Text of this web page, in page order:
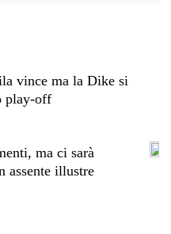
vince ma la Dike si
play-off
ma ci sarà
assente illustre